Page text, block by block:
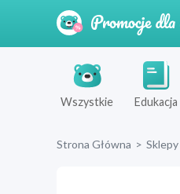
Wszystkie Edukacja
Strona Główna > Sklepy